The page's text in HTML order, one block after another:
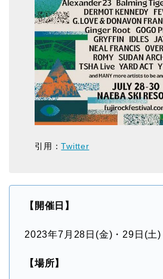
引用：Twitter
【開催日】
2023年7月28日(金)・29日(土
【場所】